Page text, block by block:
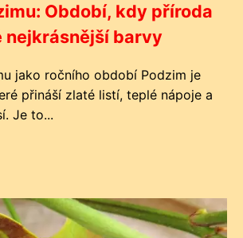
Období, kdy příroda
nejkrásnější barvy
jako ročního období Podzim je
přináší zlaté listí, teplé nápoje a
Je to...